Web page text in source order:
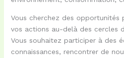
Vous cherchez des opportunités
vos actions au-delà des cercles
Vous souhaitez participer à des
connaissances, rencontrer de